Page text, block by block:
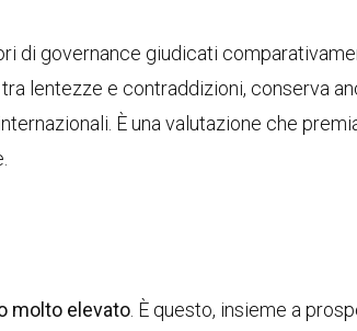
di governance giudicati
tra lentezze e contraddizioni, conserva
È una valutazione che
molto elevato . È questo, insieme a